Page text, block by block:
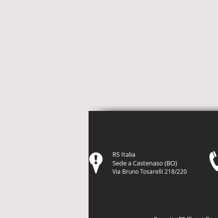
RS Italia
Sede a Castenaso (BO)
Via Bruno Tosarelli 218/220